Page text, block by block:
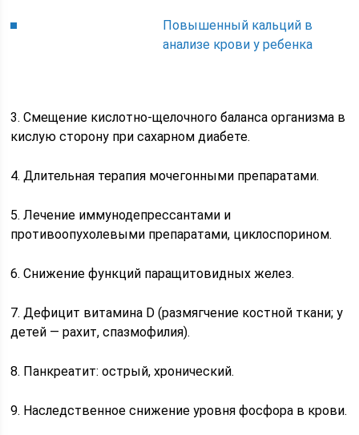
Повышенный кальций в
анализе крови у ребенка
3. Смещение кислотно-щелочного баланса организма в
кислую сторону при сахарном диабете.
4. Длительная терапия мочегонными препаратами.
5. Лечение иммунодепрессантами и
противоопухолевыми препаратами, циклоспорином.
6. Снижение функций паращитовидных желез.
7. Дефицит витамина D (размягчение костной ткани; у
детей — рахит, спазмофилия).
8. Панкреатит: острый, хронический.
9. Наследственное снижение уровня фосфора в крови.